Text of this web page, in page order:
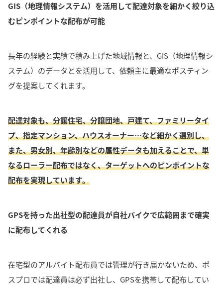
GIS（地理情報システム）を活用して配達対象を細かく絞り込
むピンポイントな配布が可能
長年の経験と実績で積み上げた地域情報と、GIS（地理情報シ
ステム）のデータとを活用して、依頼主に最適なポスティン
グを提案してくれます。
配達対象も、分譲住宅、分譲団地、戸建て、ファミリータイ
プ、指定マンション、ハウスオーナー…など細かく選別し、
また、男女別、年齢別などの属性データも加えることで、単
なるローラー配布ではなく、ターゲットへのピンポイントな
配布を実現しています。
GPSを持った出社型の配達員が自社バイクで広範囲まで確実
に配布してくれる
在宅型のアルバイト配布員では管理が行き届かないため、ポ
スプロでは配達員は必ず出社し、GPSを携帯して配布してい